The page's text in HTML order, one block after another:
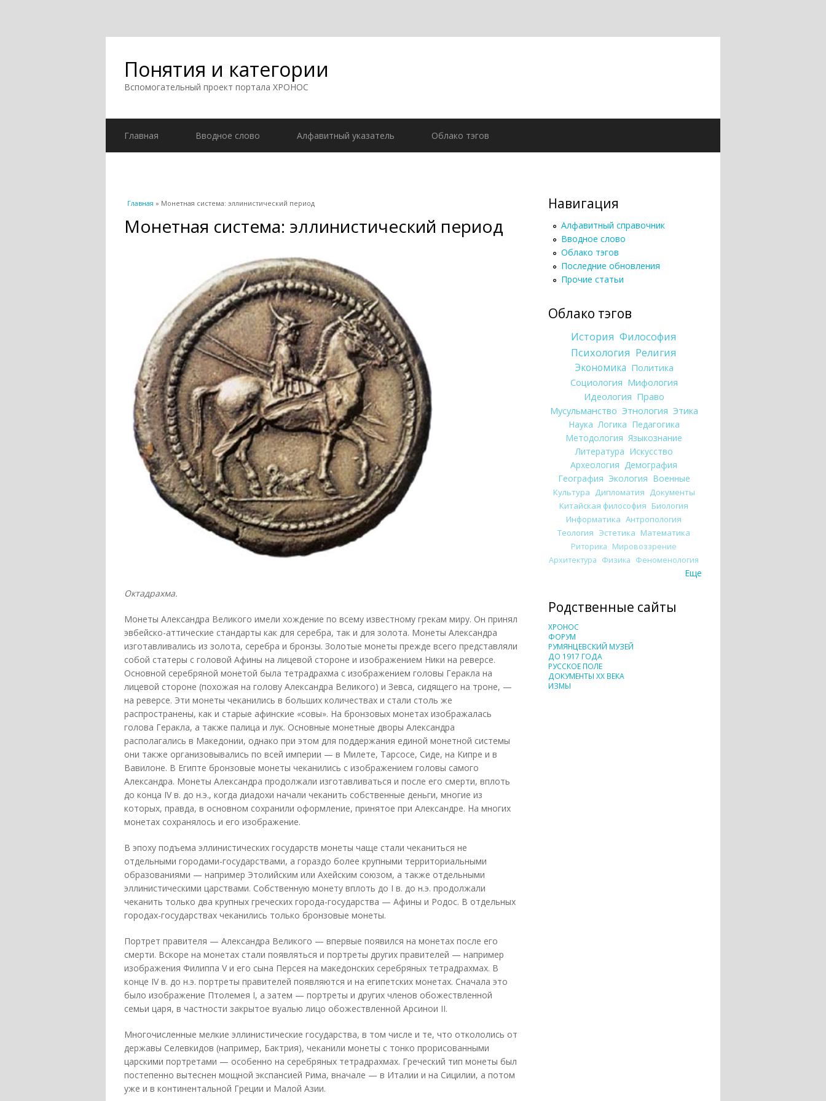
Понятия и категории
Вспомогательный проект портала ХРОНОС
Главная Вводное слово Алфавитный указатель Облако тэгов
Вы здесь
Главная » Монетная система: эллинистический период
Монетная система: эллинистический период
Октадрахма.
Монеты Александра Великого имели хождение по всему известному грекам миру. Он принял
эвбейско-аттические стандарты как для серебра, так и для золота. Монеты Александра
изготавливались из золота, серебра и бронзы. Золотые монеты прежде всего представляли
собой статеры с головой Афины на лицевой стороне и изображением Ники на реверсе.
Основной серебряной монетой была тетрадрахма с изображением головы Геракла на
лицевой стороне (похожая на голову Александра Великого) и Зевса, сидящего на троне, —
на реверсе. Эти монеты чеканились в больших количествах и стали столь же
распространены, как и старые афинские «совы». На бронзовых монетах изображалась
голова Геракла, а также палица и лук. Основные монетные дворы Александра
располагались в Македонии, однако при этом для поддержания единой монетной системы
они также организовывались по всей империи — в Милете, Тарсосе, Сиде, на Кипре и в
Вавилоне. В Египте бронзовые монеты чеканились с изображением головы самого
Александра. Монеты Александра продолжали изготавливаться и после его смерти, вплоть
до конца IV в. до н.э., когда диадохи начали чеканить собственные деньги, многие из
которых, правда, в основном сохранили оформление, принятое при Александре. На многих
монетах сохранялось и его изображение.
В эпоху подъема эллинистических государств монеты чаще стали чеканиться не
отдельными городами-государствами, а гораздо более крупными территориальными
образованиями — например Этолийским или Ахейским союзом, а также отдельными
эллинистическими царствами. Собственную монету вплоть до I в. до н.э. продолжали
чеканить только два крупных греческих города-государства — Афины и Родос. В отдельных
городах-государствах чеканились только бронзовые монеты.
Портрет правителя — Александра Великого — впервые появился на монетах после его
смерти. Вскоре на монетах стали появляться и портреты других правителей — например
изображения Филиппа V и его сына Персея на македонских серебряных тетрадрахмах. В
конце IV в. до н.э. портреты правителей появляются и на египетских монетах. Сначала это
было изображение Птолемея I, а затем — портреты и других членов обожествленной
семьи царя, в частности закрытое вуалью лицо обожествленной Арсинои II.
Многочисленные мелкие эллинистические государства, в том числе и те, что откололись от
державы Селевкидов (например, Бактрия), чеканили монеты с тонко прорисованными
царскими портретами — особенно на серебряных тетрадрахмах. Греческий тип монеты был
постепенно вытеснен мощной экспансией Рима, вначале — в Италии и на Сицилии, а потом
уже и в континентальной Греции и Малой Азии.
Навигация
Алфавитный справочник
Вводное слово
Облако тэгов
Последние обновления
Прочие статьи
Облако тэгов
История Философия
Психология Религия
Экономика Политика
Социология Мифология
Идеология Право
Мусульманство Этнология Этика
Наука Логика Педагогика
Методология Языкознание
Литература Искусство
Археология Демография
География Экология Военные
Культура Дипломатия Документы
Китайская философия Биология
Информатика Антропология
Теология Эстетика Математика
Риторика Мировоззрение
Архитектура Физика Феноменология
Еще
Родственные сайты
ХРОНОС
ФОРУМ
РУМЯНЦЕВСКИЙ МУЗЕЙ
ДО 1917 ГОДА
РУССКОЕ ПОЛЕ
ДОКУМЕНТЫ XX ВЕКА
ИЗМЫ